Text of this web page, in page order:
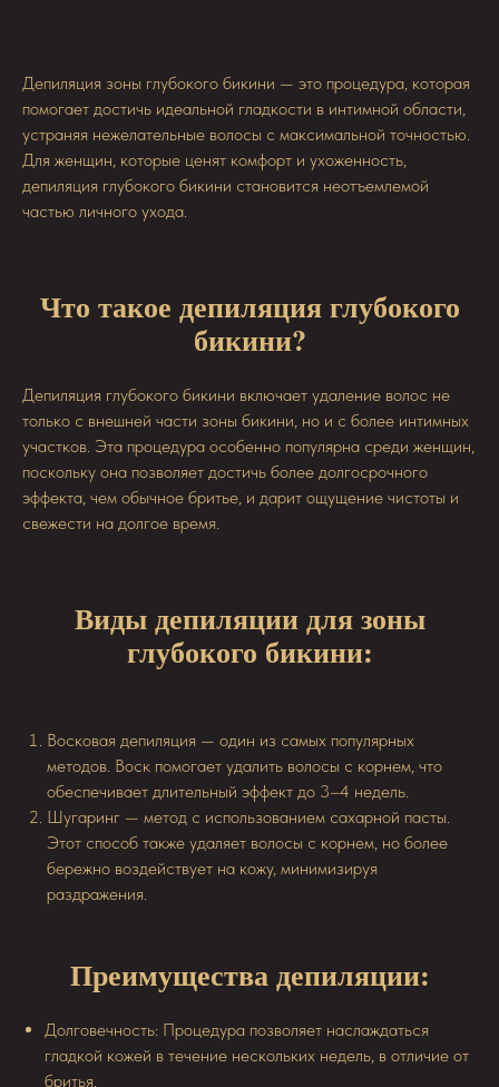
Депиляция зоны глубокого бикини — это процедура, которая
помогает достичь идеальной гладкости в интимной области,
устраняя нежелательные волосы с максимальной точностью.
Для женщин, которые ценят комфорт и ухоженность,
депиляция глубокого бикини становится неотъемлемой
частью личного ухода.
Что такое депиляция глубокого
бикини?
Депиляция глубокого бикини включает удаление волос не
только с внешней части зоны бикини, но и с более интимных
участков. Эта процедура особенно популярна среди женщин,
поскольку она позволяет достичь более долгосрочного
эффекта, чем обычное бритье, и дарит ощущение чистоты и
свежести на долгое время.
Виды депиляции для зоны
глубокого бикини:
Восковая депиляция — один из самых популярных
методов. Воск помогает удалить волосы с корнем, что
обеспечивает длительный эффект до 3–4 недель.
Шугаринг — метод с использованием сахарной пасты.
Этот способ также удаляет волосы с корнем, но более
бережно воздействует на кожу, минимизируя
раздражения.
Преимущества депиляции:
Долговечность: Процедура позволяет наслаждаться
гладкой кожей в течение нескольких недель, в отличие от
бритья.